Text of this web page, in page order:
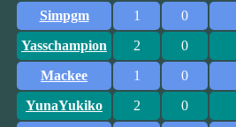
Simpgm
1 0
Yasschampion
2 0
Mackee
1 0
YunaYukiko
2 0